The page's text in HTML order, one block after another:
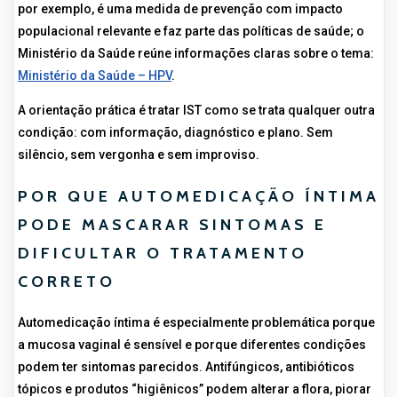
por exemplo, é uma medida de prevenção com impacto
populacional relevante e faz parte das políticas de saúde; o
Ministério da Saúde reúne informações claras sobre o tema:
Ministério da Saúde – HPV.
A orientação prática é tratar IST como se trata qualquer outra
condição: com informação, diagnóstico e plano. Sem
silêncio, sem vergonha e sem improviso.
POR QUE AUTOMEDICAÇÃO ÍNTIMA
PODE MASCARAR SINTOMAS E
DIFICULTAR O TRATAMENTO
CORRETO
Automedicação íntima é especialmente problemática porque
a mucosa vaginal é sensível e porque diferentes condições
podem ter sintomas parecidos. Antifúngicos, antibióticos
tópicos e produtos “higiênicos” podem alterar a flora, piorar